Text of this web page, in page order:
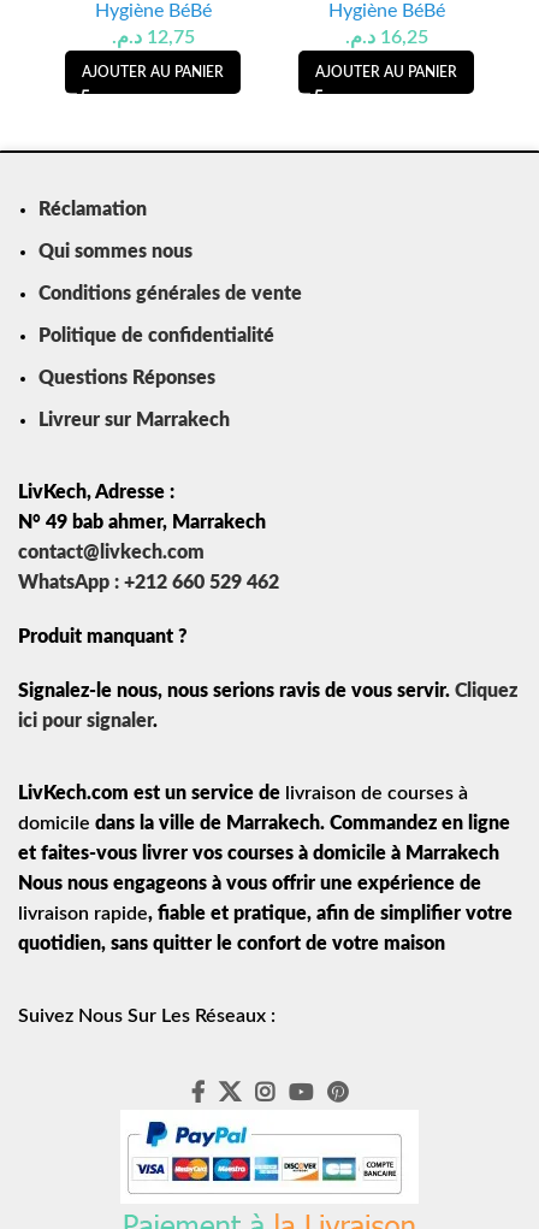
Hygiène BéBé
12,75 د.م.
AJOUTER AU PANIER
Hygiène BéBé
16,25 د.م.
AJOUTER AU PANIER
Réclamation
Qui sommes nous
Conditions générales de vente
Politique de confidentialité
Questions Réponses
Livreur sur Marrakech
LivKech, Adresse :
N° 49 bab ahmer, Marrakech
contact@livkech.com
WhatsApp : +212 660 529 462
Produit manquant ?
Signalez-le nous, nous serions ravis de vous servir. Cliquez
ici pour signaler.
LivKech.com est un service de livraison de courses à
domicile dans la ville de Marrakech. Commandez en ligne
et faites-vous livrer vos courses à domicile à Marrakech
Nous nous engageons à vous offrir une expérience de
livraison rapide, fiable et pratique, afin de simplifier votre
quotidien, sans quitter le confort de votre maison
Suivez Nous Sur Les Réseaux :